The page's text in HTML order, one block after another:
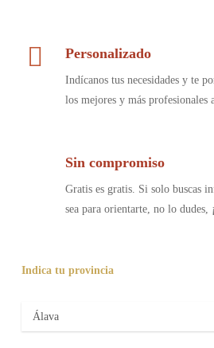
Personalizado
Indícanos tus necesidades y te
los mejores y más profesionales
Sin compromiso
Gratis es gratis. Si solo buscas
sea para orientarte, no lo dudes,
Indica tu provincia